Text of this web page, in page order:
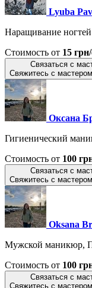
Lyuba
Наращивание
Стоимость от 15
Связаться с
Свяжитесь с
Оксана
Гигиенический
Стоимость от 100
Связаться с
Свяжитесь с
Oksana
Мужской маникюр,
Стоимость от 100
Связаться с
Свяжитесь с